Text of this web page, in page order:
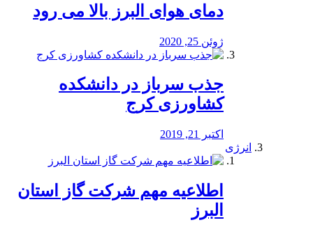
دمای هوای البرز بالا می رود
ژوئن 25, 2020
جذب سرباز در دانشکده
کشاورزی کرج
اکتبر 21, 2019
انرژی
️اطلاعیه مهم شرکت گاز استان
البرز